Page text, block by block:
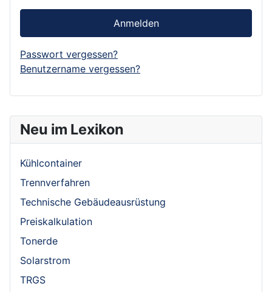
Neu im Lexikon
Kühlcontainer
Trennverfahren
Technische Gebäudeausrüstung
Preiskalkulation
Tonerde
Solarstrom
TRGS
Anmelden
Passwort vergessen?
Benutzername vergessen?